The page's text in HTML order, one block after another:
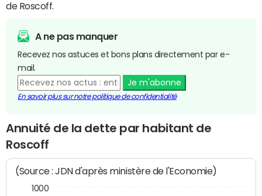
de Roscoff.
A ne pas manquer
Recevez nos astuces et bons plans directement par e-
mail.
Je m'abonne
En savoir plus sur notre politique de confidentialité
Annuité de la dette par habitant de
Roscoff
(Source : JDN d'après ministère de l'Economie)
1000